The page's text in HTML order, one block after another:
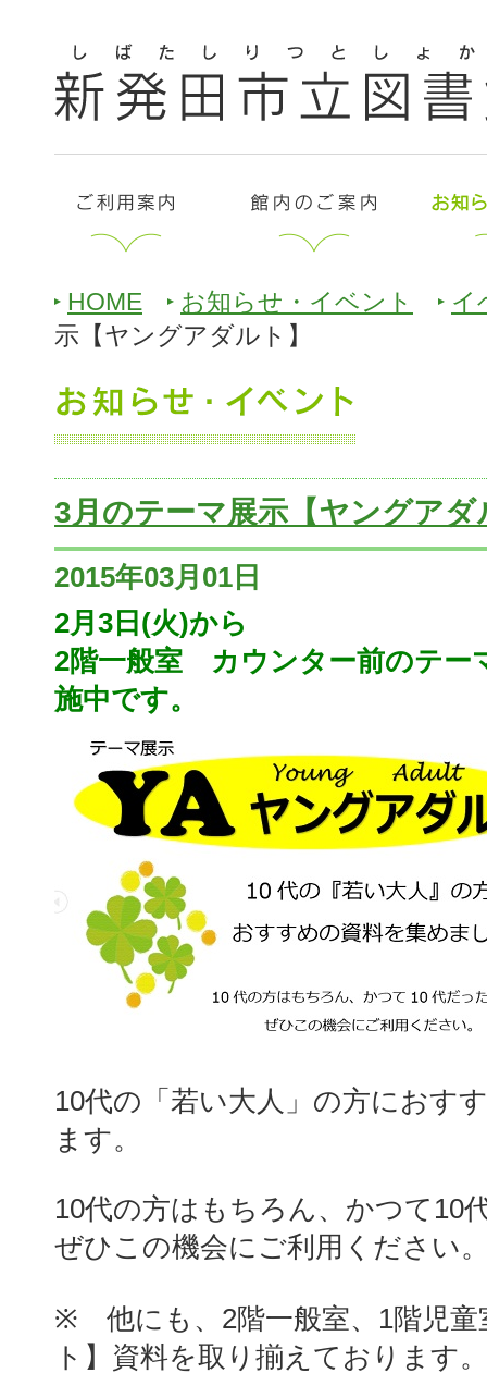
HOME お知らせ・イベント
イ
示【ヤングアダルト】
3月のテーマ展示【ヤングアダ
2015年03月01日
2月3日(火)から
2階一般室 カウンター前のテー
施中です。
10代の「若い大人」の方におす
ます。
10代の方はもちろん、かつて10
ぜひこの機会にご利用ください
※ 他にも、2階一般室、1階児童
ト】資料を取り揃えております。